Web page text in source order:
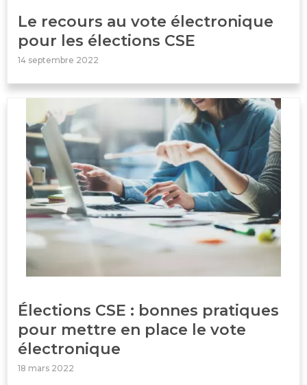
Le recours au vote électronique
pour les élections CSE
14 septembre 2022
Élections CSE : bonnes pratiques
pour mettre en place le vote
électronique
18 mars 2022